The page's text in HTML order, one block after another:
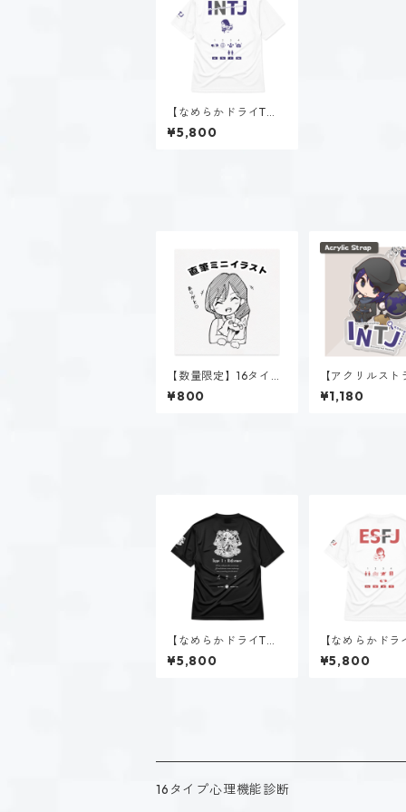
【なめらかドライTシ
ャツ】星空 ノゾミ（IN
TJ）｜ホワイト
¥5,800
【数量限定】16タイプ
直筆イラスト
¥800
【アクリルスト
プ】星空 ノゾ
J）
¥1,180
【なめらかドライTシ
ャツ】タイプ１-正す
人（ダーク）｜ブラッ
¥5,800
【なめらかドラ
ャツ】赤羽 優衣
J）｜ホワイト
¥5,800
16タイプ心理機能診断